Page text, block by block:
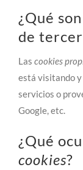
¿Qué
de
Las cookies
está visitando y
servicios o
Google, etc.
¿Qué
cookies?